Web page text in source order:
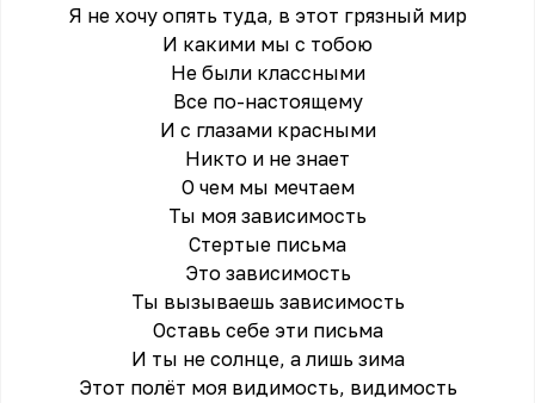
Я не хочу опять туда, в этот грязный мир
И какими мы с тобою
Не были классными
Все по-настоящему
И с глазами красными
Никто и не знает
О чем мы мечтаем
Ты моя зависимость
Стертые письма
Это зависимость
Ты вызываешь зависимость
Оставь себе эти письма
И ты не солнце, а лишь зима
Этот полёт моя видимость, видимость